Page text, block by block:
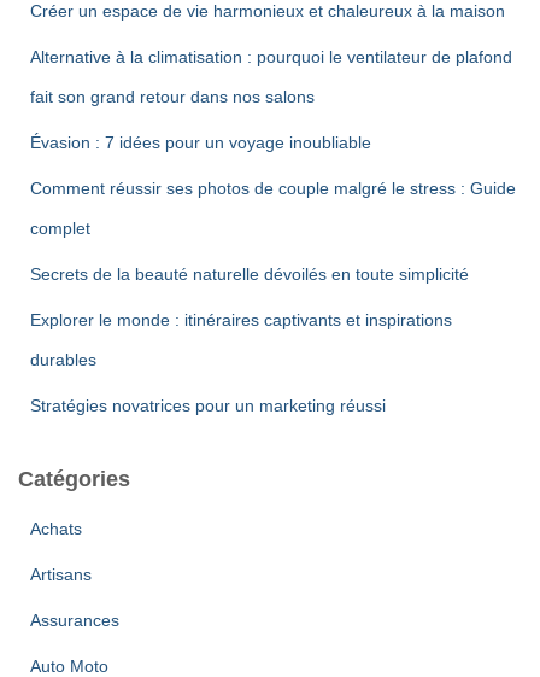
Créer un espace de vie harmonieux et chaleureux à la maison
Alternative à la climatisation : pourquoi le ventilateur de plafond
fait son grand retour dans nos salons
Évasion : 7 idées pour un voyage inoubliable
Comment réussir ses photos de couple malgré le stress : Guide
complet
Secrets de la beauté naturelle dévoilés en toute simplicité
Explorer le monde : itinéraires captivants et inspirations
durables
Stratégies novatrices pour un marketing réussi
Catégories
Achats
Artisans
Assurances
Auto Moto